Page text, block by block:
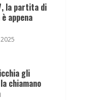
la partita di
appena
gli
chiamano